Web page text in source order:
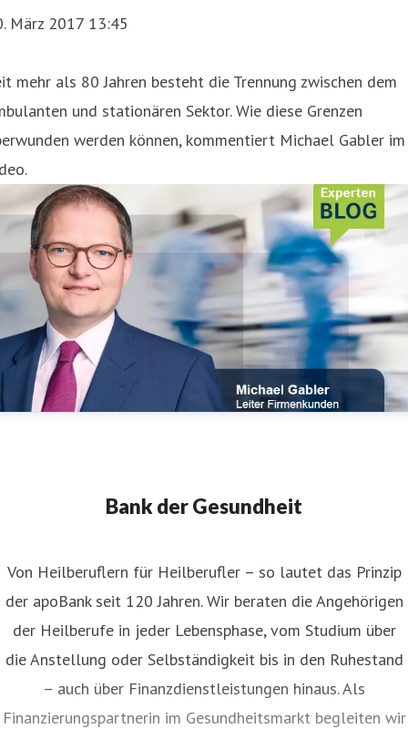
März 2017 13:45
mehr als 80 Jahren besteht die Trennung zwischen dem
und stationären Sektor. Wie diese Grenzen
werden können, kommentiert Michael Gabler im
Bank der Gesundheit
Von Heilberuflern für Heilberufler – so lautet das Prinzip
der apoBank seit 120 Jahren. Wir beraten die Angehörigen
der Heilberufe in jeder Lebensphase, vom Studium über
die Anstellung oder Selbständigkeit bis in den Ruhestand
– auch über Finanzdienstleistungen hinaus. Als
Finanzierungspartnerin im Gesundheitsmarkt begleiten wir